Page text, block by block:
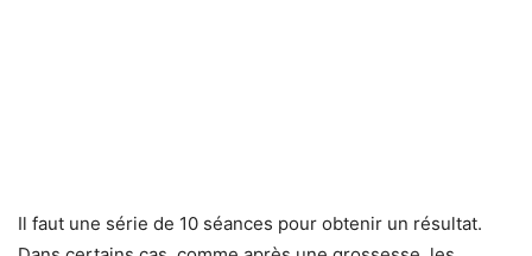
Il faut une série de 10 séances pour obtenir un résultat.